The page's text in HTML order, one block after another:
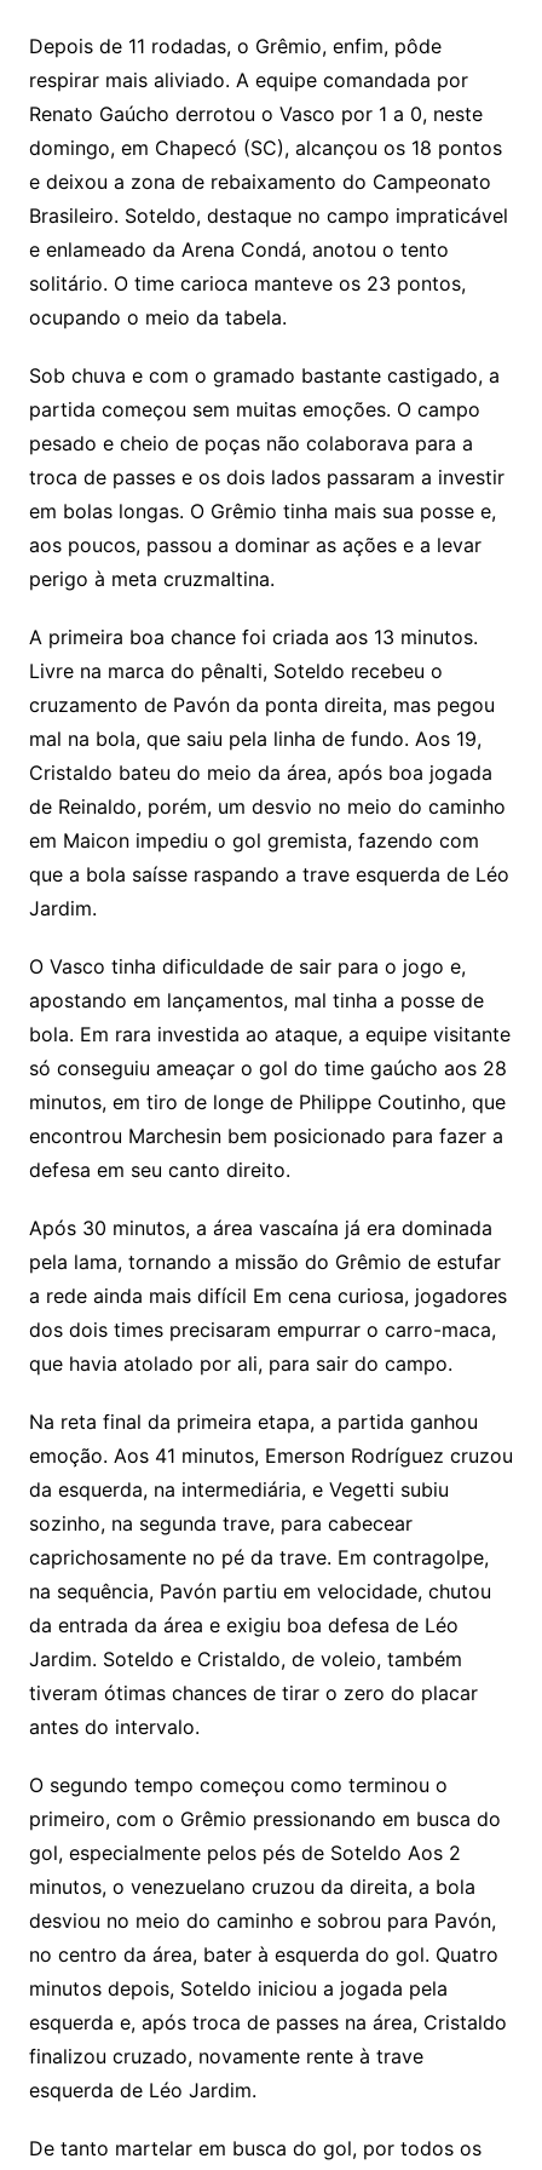
Li
n
k
A
p
p
a
m
dI
n
Cl
a
s
sr
o
m
s
a
g
e
o
k.
c
o
m
p
e
o
o
M
ai
l
a
d
s
l
e
Depois de 11 rodadas, o Grêmio, enfim, pôde
respirar mais aliviado. A equipe comandada por
Renato Gaúcho derrotou o Vasco por 1 a 0, neste
domingo, em Chapecó (SC), alcançou os 18 pontos
e deixou a zona de rebaixamento do Campeonato
Brasileiro. Soteldo, destaque no campo impraticável
e enlameado da Arena Condá, anotou o tento
solitário. O time carioca manteve os 23 pontos,
ocupando o meio da tabela.
Sob chuva e com o gramado bastante castigado, a
partida começou sem muitas emoções. O campo
pesado e cheio de poças não colaborava para a
troca de passes e os dois lados passaram a investir
em bolas longas. O Grêmio tinha mais sua posse e,
aos poucos, passou a dominar as ações e a levar
perigo à meta cruzmaltina.
A primeira boa chance foi criada aos 13 minutos.
Livre na marca do pênalti, Soteldo recebeu o
cruzamento de Pavón da ponta direita, mas pegou
mal na bola, que saiu pela linha de fundo. Aos 19,
Cristaldo bateu do meio da área, após boa jogada
de Reinaldo, porém, um desvio no meio do caminho
em Maicon impediu o gol gremista, fazendo com
que a bola saísse raspando a trave esquerda de Léo
Jardim.
O Vasco tinha dificuldade de sair para o jogo e,
apostando em lançamentos, mal tinha a posse de
bola. Em rara investida ao ataque, a equipe visitante
só conseguiu ameaçar o gol do time gaúcho aos 28
minutos, em tiro de longe de Philippe Coutinho, que
encontrou Marchesin bem posicionado para fazer a
defesa em seu canto direito.
Após 30 minutos, a área vascaína já era dominada
pela lama, tornando a missão do Grêmio de estufar
a rede ainda mais difícil Em cena curiosa, jogadores
dos dois times precisaram empurrar o carro-maca,
que havia atolado por ali, para sair do campo.
Na reta final da primeira etapa, a partida ganhou
emoção. Aos 41 minutos, Emerson Rodríguez cruzou
da esquerda, na intermediária, e Vegetti subiu
sozinho, na segunda trave, para cabecear
caprichosamente no pé da trave. Em contragolpe,
na sequência, Pavón partiu em velocidade, chutou
da entrada da área e exigiu boa defesa de Léo
Jardim. Soteldo e Cristaldo, de voleio, também
tiveram ótimas chances de tirar o zero do placar
antes do intervalo.
O segundo tempo começou como terminou o
primeiro, com o Grêmio pressionando em busca do
gol, especialmente pelos pés de Soteldo Aos 2
minutos, o venezuelano cruzou da direita, a bola
desviou no meio do caminho e sobrou para Pavón,
no centro da área, bater à esquerda do gol. Quatro
minutos depois, Soteldo iniciou a jogada pela
esquerda e, após troca de passes na área, Cristaldo
finalizou cruzado, novamente rente à trave
esquerda de Léo Jardim.
De tanto martelar em busca do gol, por todos os